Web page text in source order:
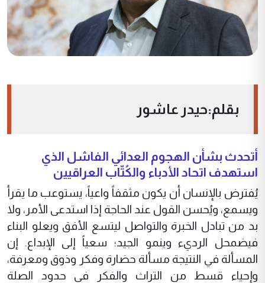
بقلم:حيدر عاشور
أتحدث بشأن الهجوم العدائي الفاشل الذي
استهدف اتحاد الأدباء والكُتّاب العراقيين
يُفترض بالإنسان أن يكون مثقفاً واعياً، يستوعب ما يقرأ
ويسمع، ويُحسن القول عند الحاجة إذا استدعى الأمر، ولا
بد من تبادل الخبرة والتواصل ليتسع الأفق ويعلو البناء
فيضمحل الرديء وينمو الجيد؛ سعياً إلى الإبداع. إن
المسألة في النتيجة مسألة حضارة وفكر وذوق ومعرفة،
وإحياء قسط من التراث والفكر في حدود الصلة